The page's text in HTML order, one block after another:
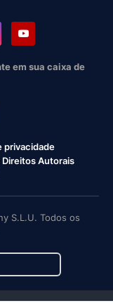
em sua caixa de
privacidade
Autorais
S.L.U. Todos os